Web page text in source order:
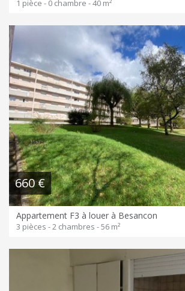
1 pièce - 0 chambre - 40 m²
660 €
Appartement F3 à louer à Besancon
3 pièces - 2 chambres - 56 m²